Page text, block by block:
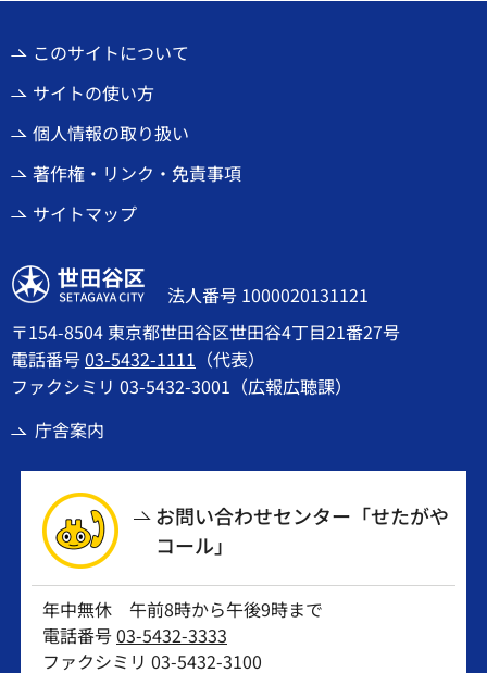
このサイトについて
サイトの使い方
個人情報の取り扱い
著作権・リンク・免責事項
サイトマップ
世田谷区
法人番号 1000020131121
〒154-8504 東京都世田谷区世田谷4丁目21番27号
電話番号03-5432-1111 （代表）
ファクシミリ 03-5432-3001（広報広聴課）
庁舎案内
お問い合わせセンター「せたがや
コール」
年中無休 午前8時から午後9時まで
電話番号03-5432-3333
ファクシミリ 03-5432-3100